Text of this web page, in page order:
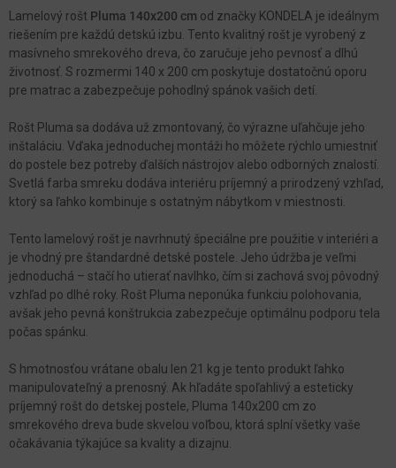
Lamelový rošt Pluma 140x200 cm od značky KONDELA je ideálnym
riešením pre každú detskú izbu. Tento kvalitný rošt je vyrobený z
masívneho smrekového dreva, čo zaručuje jeho pevnosť a dlhú
životnosť. S rozmermi 140 x 200 cm poskytuje dostatočnú oporu
pre matrac a zabezpečuje pohodlný spánok vašich detí.
Rošt Pluma sa dodáva už zmontovaný, čo výrazne uľahčuje jeho
inštaláciu. Vďaka jednoduchej montáži ho môžete rýchlo umiestniť
do postele bez potreby ďalších nástrojov alebo odborných znalostí.
Svetlá farba smreku dodáva interiéru príjemný a prirodzený vzhľad,
ktorý sa ľahko kombinuje s ostatným nábytkom v miestnosti.
Tento lamelový rošt je navrhnutý špeciálne pre použitie v interiéri a
je vhodný pre štandardné detské postele. Jeho údržba je veľmi
jednoduchá – stačí ho utierať navlhko, čím si zachová svoj pôvodný
vzhľad po dlhé roky. Rošt Pluma neponúka funkciu polohovania,
avšak jeho pevná konštrukcia zabezpečuje optimálnu podporu tela
počas spánku.
S hmotnosťou vrátane obalu len 21 kg je tento produkt ľahko
manipulovateľný a prenosný. Ak hľadáte spoľahlivý a esteticky
príjemný rošt do detskej postele, Pluma 140x200 cm zo
smrekového dreva bude skvelou voľbou, ktorá splní všetky vaše
očakávania týkajúce sa kvality a dizajnu.